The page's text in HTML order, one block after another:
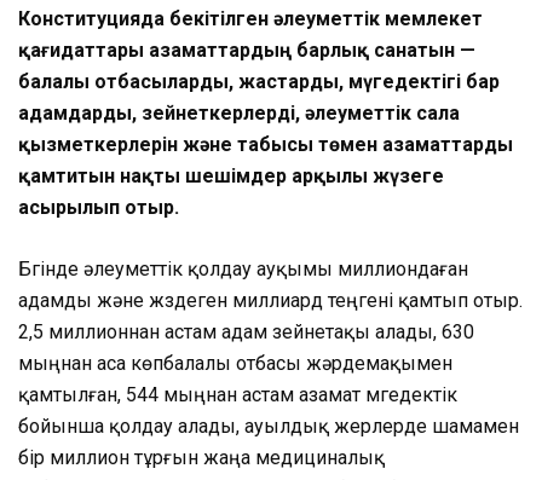
Конституцияда бекітілген әлеуметтік мемлекет
қағидаттары азаматтардың барлық санатын —
балалы отбасыларды, жастарды, мүгедектігі бар
адамдарды, зейнеткерлерді, әлеуметтік сала
қызметкерлерін және табысы төмен азаматтарды
қамтитын нақты шешімдер арқылы жүзеге
асырылып отыр.
Бүгінде әлеуметтік қолдау ауқымы миллиондаған
адамды және жүздеген миллиард теңгені қамтып отыр.
2,5 миллионнан астам адам зейнетақы алады, 630
мыңнан аса көпбалалы отбасы жәрдемақымен
қамтылған, 544 мыңнан астам азамат мүгедектік
бойынша қолдау алады, ауылдық жерлерде шамамен
бір миллион тұрғын жаңа медициналық